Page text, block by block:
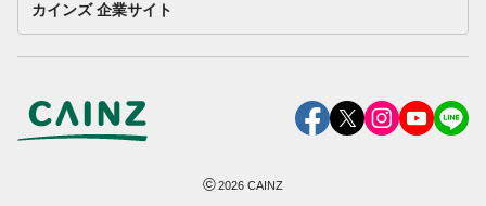
カインズ 企業サイト
©2026 CAINZ